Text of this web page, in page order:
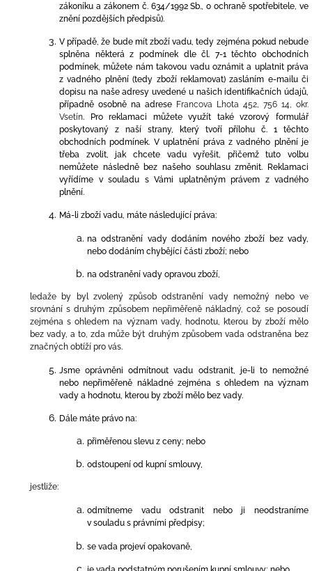
zákoníku a zákonem č. 634/1992 Sb., o ochraně spotřebitele, ve
znění pozdějších předpisů).
V případě, že bude mít zboží vadu, tedy zejména pokud nebude
splněna některá z podmínek dle čl. 7-1 těchto obchodních
podmínek, můžete nám takovou vadu oznámit a uplatnit práva
z vadného plnění (tedy zboží reklamovat) zasláním e-mailu či
dopisu na naše adresy uvedené u našich identifikačních údajů,
případně osobně na adrese Francova Lhota 452, 756 14, okr.
Vsetín. Pro reklamaci můžete využít také vzorový formulář
poskytovaný z naší strany, který tvoří přílohu č. 1 těchto
obchodních podmínek. V uplatnění práva z vadného plnění je
třeba zvolit, jak chcete vadu vyřešit, přičemž tuto volbu
nemůžete následně bez našeho souhlasu změnit. Reklamaci
vyřídíme v souladu s Vámi uplatněným právem z vadného
plnění.
Má-li zboží vadu, máte následující práva:
na odstranění vady dodáním nového zboží bez vady,
nebo dodáním chybějící části zboží; nebo
na odstranění vady opravou zboží,
ledaže by byl zvolený způsob odstranění vady nemožný nebo ve
srovnání s druhým způsobem nepřiměřeně nákladný, což se posoudí
zejména s ohledem na význam vady, hodnotu, kterou by zboží mělo
bez vady, a to, zda může být druhým způsobem vada odstraněna bez
značných obtíží pro vás.
Jsme oprávněni odmítnout vadu odstranit, je-li to nemožné
nebo nepřiměřeně nákladné zejména s ohledem na význam
vady a hodnotu, kterou by zboží mělo bez vady.
Dále máte právo na:
přiměřenou slevu z ceny; nebo
odstoupení od kupní smlouvy,
jestliže:
odmítneme vadu odstranit nebo ji neodstraníme
v souladu s právními předpisy;
se vada projeví opakovaně,